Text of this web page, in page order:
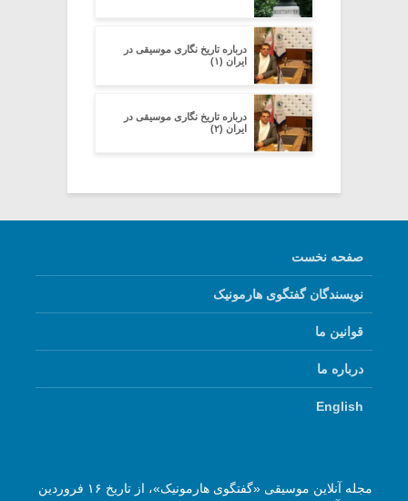
درباره تاریخ نگاری موسیقی در
ایران (۱)
درباره تاریخ نگاری موسیقی در
ایران (۲)
صفحه نخست
نویسندگان گفتگوی هارمونیک
قوانین ما
درباره ما
English
مجله آنلاین موسیقی «گفتگوی هارمونیک»، از تاریخ ۱۶ فروردین